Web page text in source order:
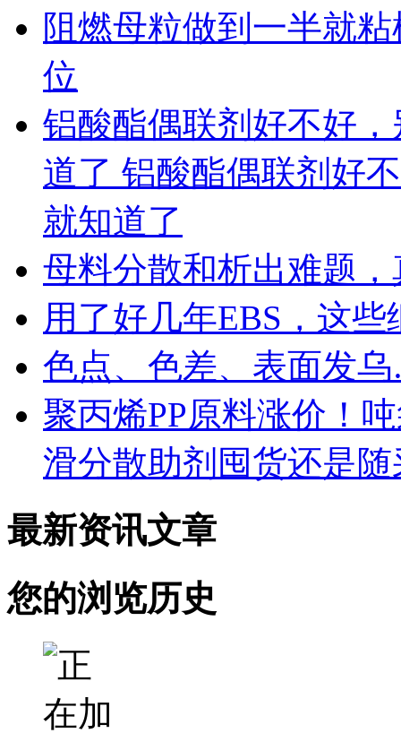
阻燃母粒做到一半就
位
铝酸酯偶联剂好不好
道了 铝酸酯偶联剂好
就知道了
母料分散和析出难题
用了好几年EBS，这
色点、色差、表面发
聚丙烯PP原料涨价！
滑分散助剂囤货还是随
最新资讯文章
您的浏览历史